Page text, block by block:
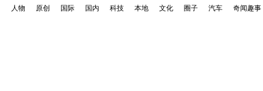
人物
原创 国际 国内 科技 本地 文化 圈子 汽车 奇闻趣事